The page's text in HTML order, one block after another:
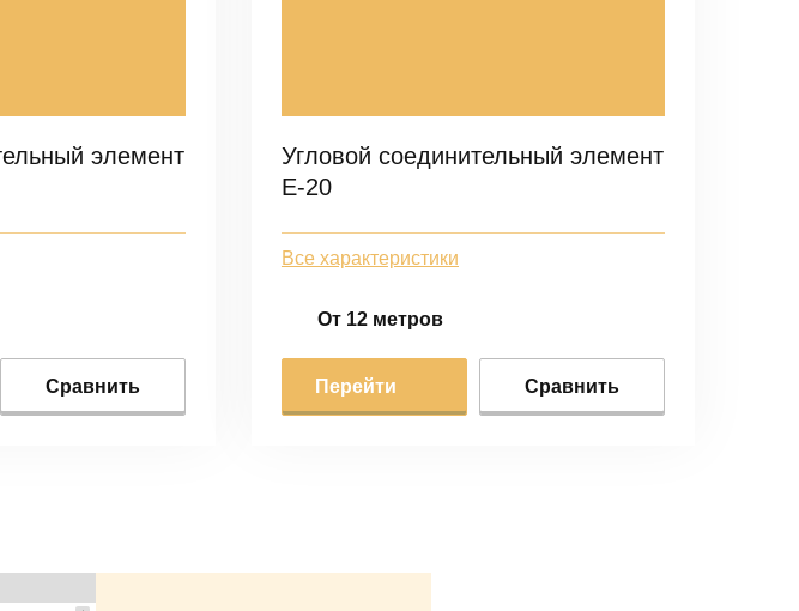
элемент
Сравнить
Угловой соединительный элемент
Е-20
Все характеристики
От 12 метров
Перейти Сравнить